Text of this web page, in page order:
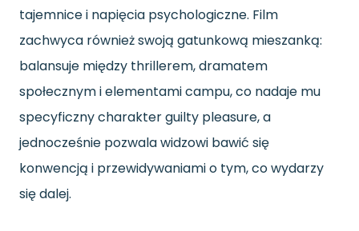
tajemnice i napięcia psychologiczne. Film
zachwyca również swoją gatunkową mieszanką:
balansuje między thrillerem, dramatem
społecznym i elementami campu, co nadaje mu
specyficzny charakter guilty pleasure, a
jednocześnie pozwala widzowi bawić się
konwencją i przewidywaniami o tym, co wydarzy
się dalej.